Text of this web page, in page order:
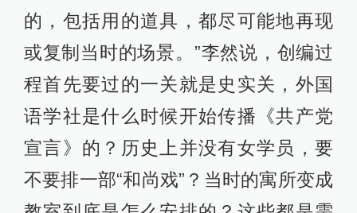
的，包括用的道具，都尽可能地再现
或复制当时的场景。”李然说，创编过
程首先要过的一关就是史实关，外国
语学社是什么时候开始传播《共产党
宣言》的？历史上并没有女学员，要
不要排一部“和尚戏”？当时的寓所变成